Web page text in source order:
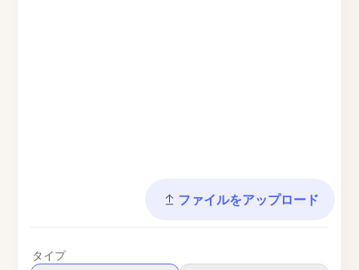
ファイルをアップロード
タイプ